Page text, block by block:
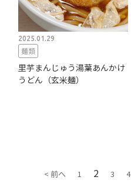
2025.01.29
麺類
里芋まんじゅう湯葉あんかけ
うどん（玄米麺）
< 前へ 1 2 3 4